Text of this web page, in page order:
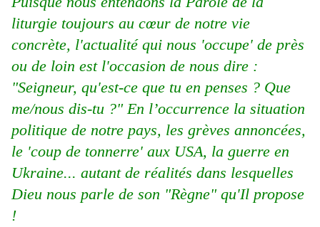
liturgie toujours au cœur de notre vie
concrète, l'actualité qui nous 'occupe' de près
ou de loin est l'occasion de nous dire :
"Seigneur, qu'est-ce que tu en penses ? Que
me/nous dis-tu ?" En l’occurrence la situation
politique de notre pays, les grèves annoncées,
le 'coup de tonnerre' aux USA, la guerre en
Ukraine... autant de réalités dans lesquelles
Dieu nous parle de son "Règne" qu'Il propose
!